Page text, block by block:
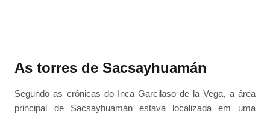
As torres de Sacsayhuamán
Segundo as crônicas do Inca Garcilaso de la Vega, a área
principal de Sacsayhuamán estava localizada em uma